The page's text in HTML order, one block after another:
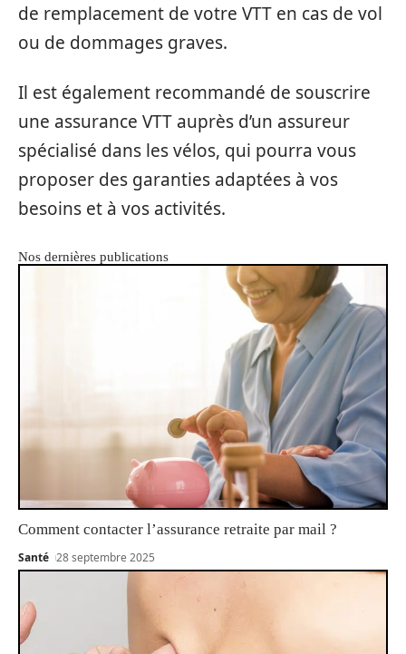
de remplacement de votre VTT en cas de vol
ou de dommages graves.
Il est également recommandé de souscrire
une assurance VTT auprès d’un assureur
spécialisé dans les vélos, qui pourra vous
proposer des garanties adaptées à vos
besoins et à vos activités.
Nos dernières publications
Comment contacter l’assurance retraite par mail ?
Santé 28 septembre 2025